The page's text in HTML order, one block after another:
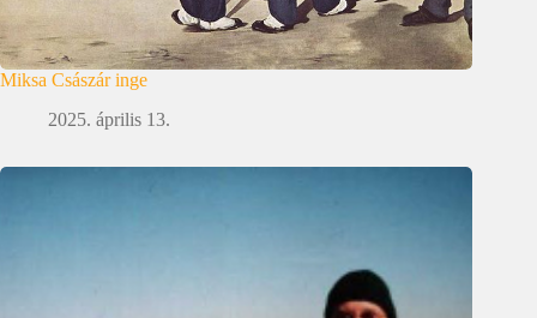
Miksa Császár inge
2025. április 13.